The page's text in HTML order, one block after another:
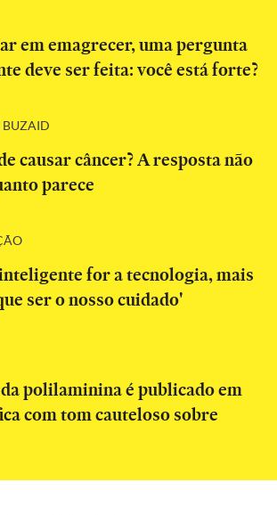
em emagrecer, uma pergunta
deve ser feita: você está forte?
BUZAID
causar câncer? A resposta não
parece
for a tecnologia, mais
ser o nosso cuidado'
polilaminina é publicado em
com tom cauteloso sobre